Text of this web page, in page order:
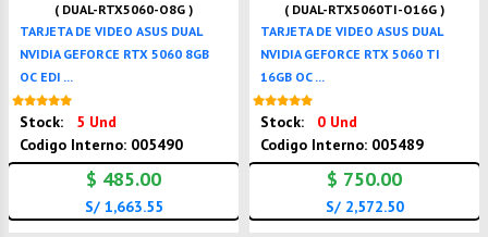
( DUAL-RTX5060-O8G )
TARJETA DE VIDEO ASUS DUAL
NVIDIA GEFORCE RTX 5060 8GB
OC EDI ...
Stock:
5 Und
Codigo Interno: 005490
$ 485.00
S/ 1,663.55
( DUAL-RTX5060TI-O16G )
TARJETA DE VIDEO ASUS DUAL
NVIDIA GEFORCE RTX 5060 TI
16GB OC ...
Stock:
0 Und
Codigo Interno: 005489
$ 750.00
S/ 2,572.50